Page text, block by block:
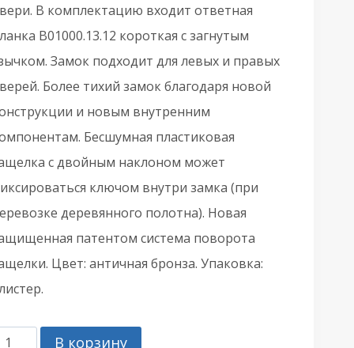
В комплектацию входит ответная
B01000.13.12 короткая с загнутым
Замок подходит для левых и правых
Более тихий замок благодаря новой
и новым внутренним
Бесшумная пластиковая
с двойным наклоном может
ключом внутри замка (при
деревянного полотна). Новая
патентом система поворота
Цвет: античная бронза. Упаковка:
КоличествоВ корзину